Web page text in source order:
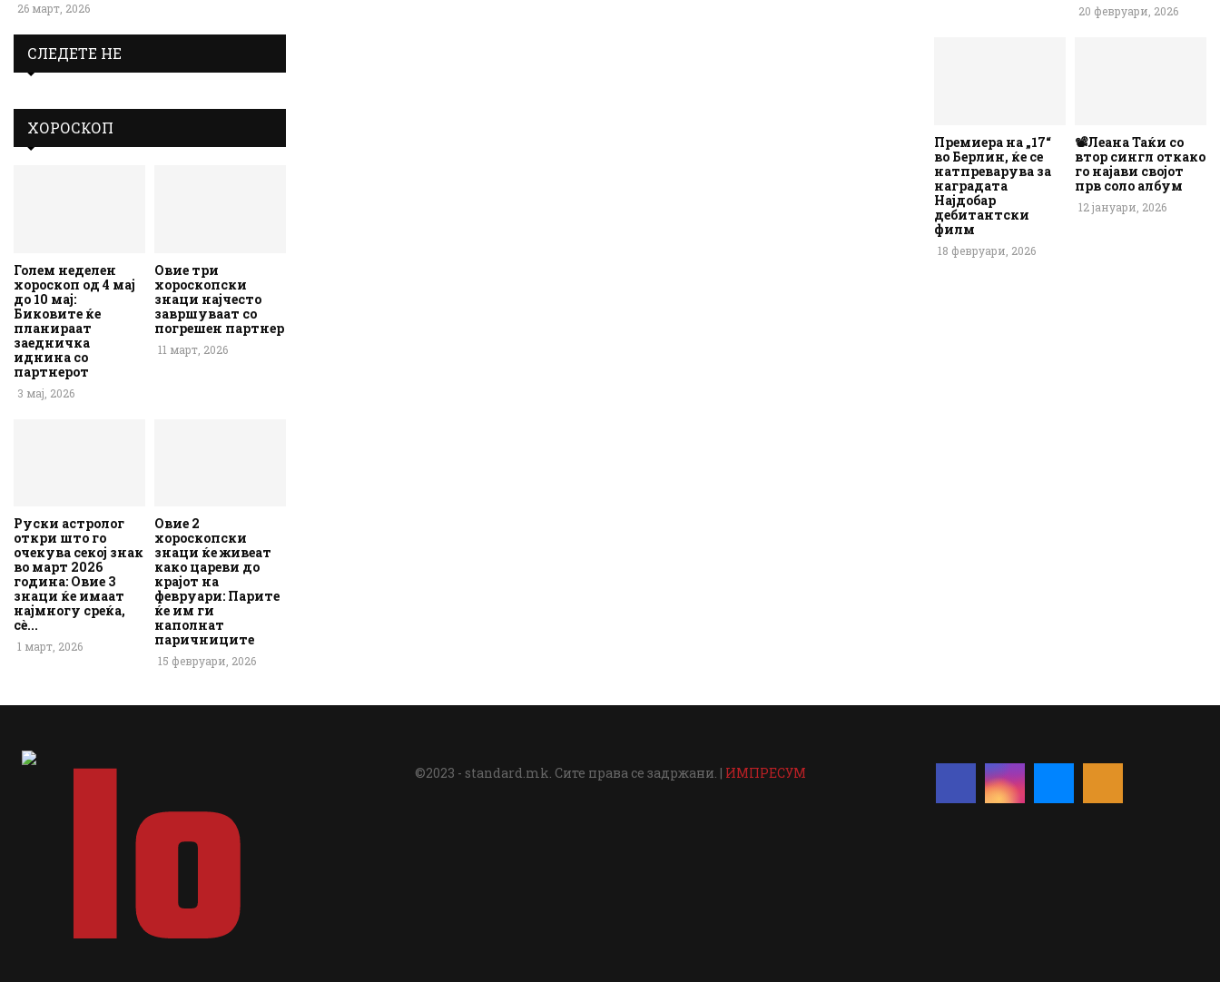
26 март, 2026
СЛЕДЕТЕ НЕ
ХОРОСКОП
Голем неделен
хороскоп од 4 мај
до 10 мај:
Биковите ќе
планираат
заедничка
иднина со
партнерот
3 мај, 2026
Овие три
хороскопски
знаци најчесто
завршуваат со
погрешен партнер
11 март, 2026
Руски астролог
откри што го
очекува секој знак
во март 2026
година: Овие 3
знаци ќе имаат
најмногу среќа,
сè...
1 март, 2026
Овие 2
хороскопски
знаци ќе живеат
како цареви до
крајот на
февруари: Парите
ќе им ги
наполнат
паричниците
15 февруари, 2026
20 февруари, 2026
Премиера на „17“
во Берлин, ќе се
натпреварува за
наградата
Најдобар
дебитантски
филм
18 февруари, 2026
📽️Леана Таќи со
втор сингл откако
го најави својот
прв соло албум
12 јануари, 2026
©2023 - standard.mk. Сите права се задржани. | ИМПРЕСУМ